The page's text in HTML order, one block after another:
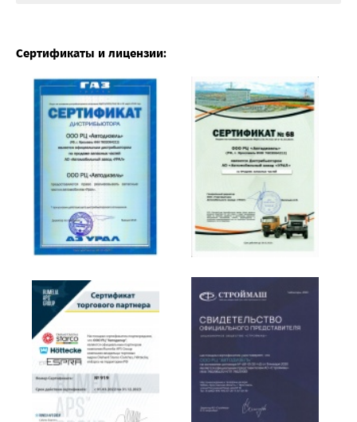
Сертификаты и лицензии: